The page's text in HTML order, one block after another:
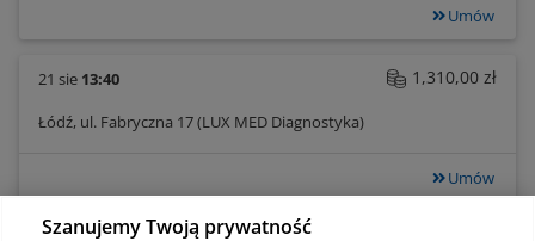
Umów
21 sie 13:40
Łódź, ul. Fabryczna 17 (LUX MED Diagnostyka)
1,310,00 zł
Umów
Szanujemy Twoją prywatność